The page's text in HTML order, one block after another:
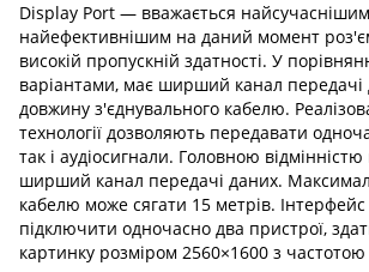
Display Port — вважається найсучаснішим
найефективнішим на даний момент
високій пропускній здатності. У
варіантами, має ширший канал передачі
довжину з'єднувального кабелю.
технології дозволяють передавати
так і аудіосигнали. Головною відмінністю
ширший канал передачі даних.
кабелю може сягати 15 метрів. Інтерфейс
підключити одночасно два пристрої,
картинку розміром 2560×1600 з